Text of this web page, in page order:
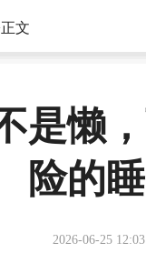
文
是懒
险的
2026-06-25